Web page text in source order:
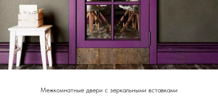
Межкомнатные двери с зеркальными вставками